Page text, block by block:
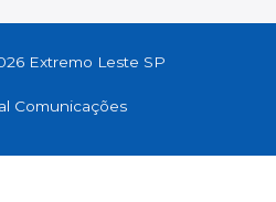
Extremo Leste SP
Comunicações